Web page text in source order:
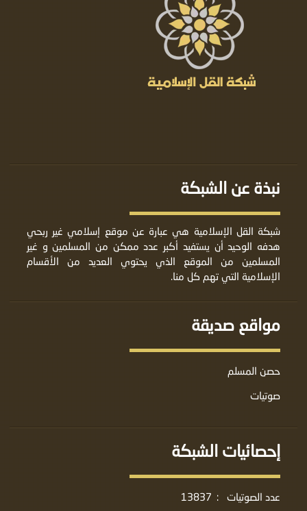
نبذة عن الشبكة
شبكة القل الإسلامية هي عبارة عن موقع إسلامي غير ربحي
هدفه الوحيد أن يستفيد أكبر عدد ممكن من المسلمين و غير
المسلمين من الموقع الذي يحتوي العديد من الأقسام
الإسلامية التي تهم كل منا.
مواقع صديقة
حصن المسلم
صوتيات
إحصائيات الشبكة
عدد الصوتيات :
13837